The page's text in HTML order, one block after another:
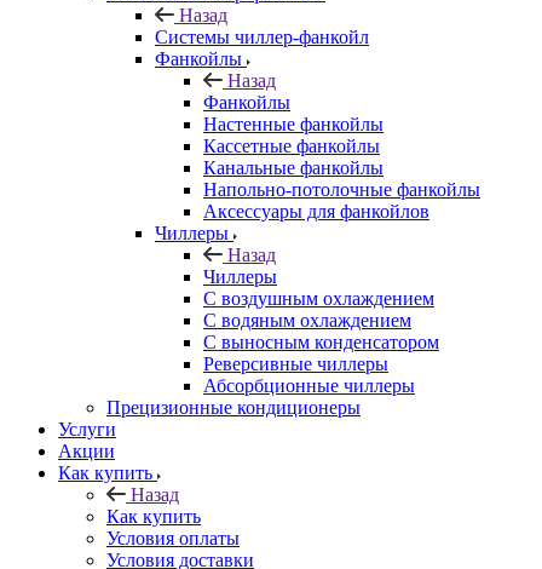
Назад
Системы чиллер-фанкойл
Фанкойлы
Назад
Фанкойлы
Настенные фанкойлы
Кассетные фанкойлы
Канальные фанкойлы
Напольно-потолочные фанкойлы
Аксессуары для фанкойлов
Чиллеры
Назад
Чиллеры
С воздушным охлаждением
С водяным охлаждением
С выносным конденсатором
Реверсивные чиллеры
Абсорбционные чиллеры
Прецизионные кондиционеры
Услуги
Акции
Как купить
Назад
Как купить
Условия оплаты
Условия доставки